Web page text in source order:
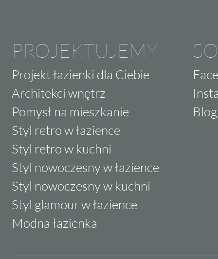
PROJEKTUJEMY
Projekt łazienki dla Ciebie
Architekci wnętrz
Pomysł na mieszkanie
Styl retro w łazience
Styl retro w kuchni
Styl nowoczesny w łazience
Styl nowoczesny w kuchni
Styl glamour w łazience
Modna łazienka
Blog